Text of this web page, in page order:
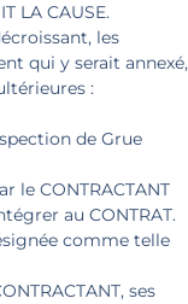
LA CAUSE.
les
qui y serait annexé,
:
de Grue
le CONTRACTANT
au CONTRAT.
comme telle
ses